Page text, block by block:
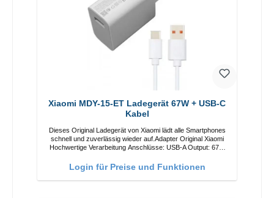
Xiaomi MDY-15-ET Ladegerät 67W + USB-C
Kabel
Dieses Original Ladegerät von Xiaomi lädt alle Smartphones
schnell und zuverlässig wieder auf.Adapter Original Xiaomi
Hochwertige Verarbeitung Anschlüsse: USB-A Output: 67W
Weiss
Login für Preise und Funktionen